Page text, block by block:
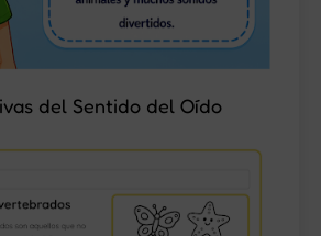
del Sentido del Oído